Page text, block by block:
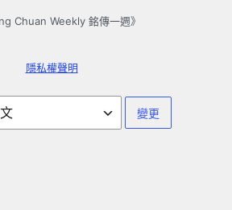
Chuan Weekly 銘傳一週》
隱私權聲明